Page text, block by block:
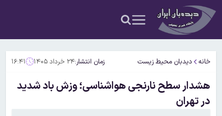
خانه دیدبان محیط زیست زمان انتشار:۲۴ خرداد ۱۴۰۵ ۱۶:۴۱
هشدار سطح نارنجی هواشناسی؛ وزش باد شدید
در تهران